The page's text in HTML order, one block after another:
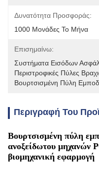
Δυνατότητα Προσφοράς:
1000 Μονάδες Το Μήνα
Επισημαίνω:
Συστήματα Εισόδων
Περιστροφικές Πύλες
Βουρτσισμένη Πύλη
Περιγραφή Του
Βουρτσισμένη πύλη
ανοξείδωτου μηχανών
βιομηχανική εφαρμογή